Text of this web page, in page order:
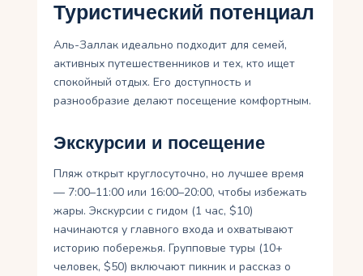
Туристический потенциал
Аль-Заллак идеально подходит для семей,
активных путешественников и тех, кто ищет
спокойный отдых. Его доступность и
разнообразие делают посещение комфортным.
Экскурсии и посещение
Пляж открыт круглосуточно, но лучшее время
— 7:00–11:00 или 16:00–20:00, чтобы избежать
жары. Экскурсии с гидом (1 час, $10)
начинаются у главного входа и охватывают
историю побережья. Групповые туры (10+
человек, $50) включают пикник и рассказ о